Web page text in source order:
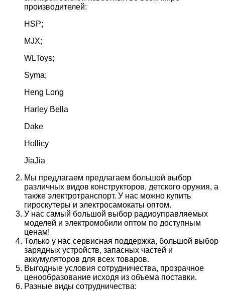
производителей:
HSP;
MJX;
WLToys;
Syma;
Heng Long
Harley Bella
Dake
Hollicy
JiaJia
Мы предлагаем предлагаем большой выбор
различных видов конструкторов, детского оружия, а
также электротранспорт. У нас можно купить
гироскутеры и электросамокаты оптом.
У нас самый большой выбор радиоуправляемых
моделей и электромобили оптом по доступным
ценам!
Только у нас сервисная поддержка, большой выбор
зарядных устройств, запасных частей и
аккумуляторов для всех товаров.
Выгодные условия сотрудничества, прозрачное
ценообразование исходя из объема поставки.
Разные виды сотрудничества: